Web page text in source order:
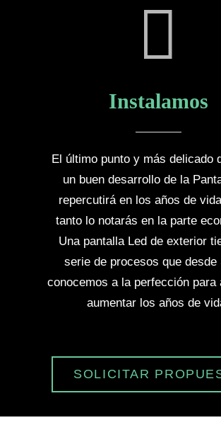
Instalamos
El último punto y más delicado
un buen desarrollo de la
repercutirá en los años de
tanto lo notarás en la parte
Una pantalla Led de exterior
serie de procesos que desde
conocemos a la perfección para
aumentar los años de
SOLICITAR